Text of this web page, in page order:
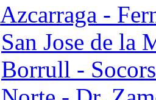
Azcarraga -
San Jose de la
Borrull - Socors